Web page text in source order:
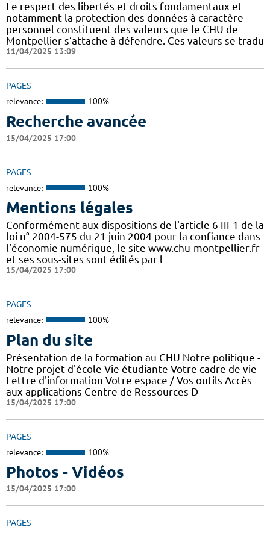
Le respect des libertés et droits fondamentaux et
notamment la protection des données à caractère
personnel constituent des valeurs que le CHU de
Montpellier s’attache à défendre. Ces valeurs se tradu
11/04/2025 13:09
PAGES
relevance: 100%
Recherche avancée
15/04/2025 17:00
PAGES
relevance: 100%
Mentions légales
Conformément aux dispositions de l'article 6 III-1 de la
loi n° 2004-575 du 21 juin 2004 pour la confiance dans
l'économie numérique, le site www.chu-montpellier.fr
et ses sous-sites sont édités par l
15/04/2025 17:00
PAGES
relevance: 100%
Plan du site
Présentation de la formation au CHU Notre politique -
Notre projet d'école Vie étudiante Votre cadre de vie
Lettre d'information Votre espace / Vos outils Accès
aux applications Centre de Ressources D
15/04/2025 17:00
PAGES
relevance: 100%
Photos - Vidéos
15/04/2025 17:00
PAGES